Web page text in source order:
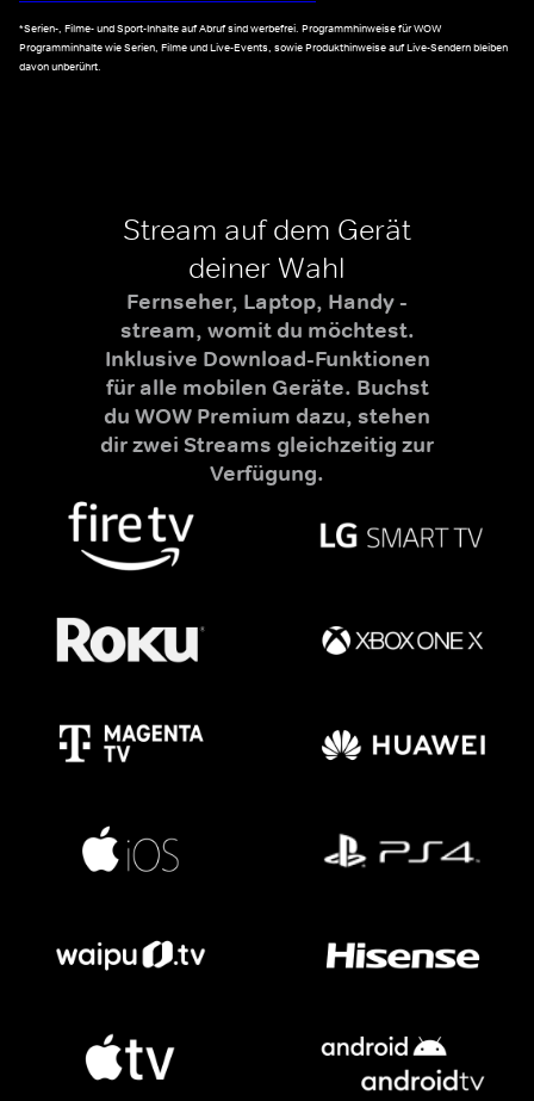
*Serien-, Filme- und Sport-Inhalte auf Abruf sind werbefrei. Programmhinweise für WOW
Programminhalte wie Serien, Filme und Live-Events, sowie Produkthinweise auf Live-Sendern bleiben
davon unberührt.
Stream auf dem Gerät
deiner Wahl
Fernseher, Laptop, Handy -
stream, womit du möchtest.
Inklusive Download-Funktionen
für alle mobilen Geräte. Buchst
du WOW Premium dazu, stehen
dir zwei Streams gleichzeitig zur
Verfügung.